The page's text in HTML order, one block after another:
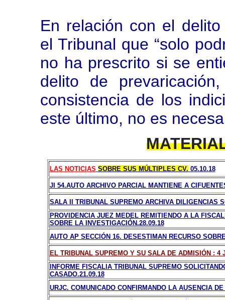
En relación con el
el Tribunal que “solo
no ha prescrito si se
delito de
consistencia de los
este último, no es
LAS NOTICIAS SOBRE SUS MÚLTIPLES CV. 05.10.18
JI 54.AUTO ARCHIVO PARCIAL MANTIENE A
SALA II TRIBUNAL SUPREMO ARCHIVA DILIGENCIAS
PROVIDENCIA JUEZ MEDEL REMITIENDO A LA
SOBRE LA INVESTIGACIÓN.28.09.18
AUTO AP SECCIÓN 16. DESESTIMAN RECURSO
EL TRIBUNAL SUPREMO Y SU SALA DE ADMISIÓN : 4
INFORME FISCALIA TRIBUNAL SUPREMO
CASADO.21.09.18
URJC. COMUNICADO CONFIRMANDO LA AUSENCIA